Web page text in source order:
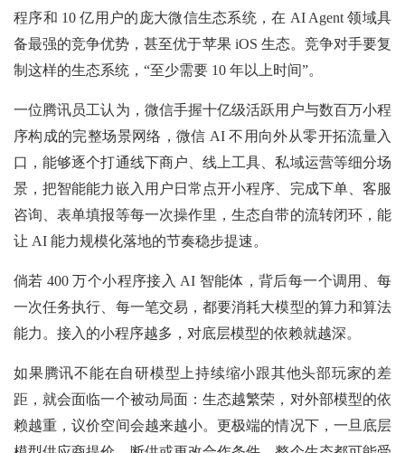
程序和 10 亿用户的庞大微信生态系统，在 AI Agent 领域具
备最强的竞争优势，甚至优于苹果 iOS 生态。竞争对手要复
制这样的生态系统，“至少需要 10 年以上时间”。
一位腾讯员工认为，微信手握十亿级活跃用户与数百万小程
序构成的完整场景网络，微信 AI 不用向外从零开拓流量入
口，能够逐个打通线下商户、线上工具、私域运营等细分场
景，把智能能力嵌入用户日常点开小程序、完成下单、客服
咨询、表单填报等每一次操作里，生态自带的流转闭环，能
让 AI 能力规模化落地的节奏稳步提速。
倘若 400 万个小程序接入 AI 智能体，背后每一个调用、每
一次任务执行、每一笔交易，都要消耗大模型的算力和算法
能力。接入的小程序越多，对底层模型的依赖就越深。
如果腾讯不能在自研模型上持续缩小跟其他头部玩家的差
距，就会面临一个被动局面：生态越繁荣，对外部模型的依
赖越重，议价空间会越来越小。更极端的情况下，一旦底层